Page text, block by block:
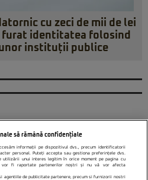
cu zeci de mii de lei
furat identitatea folosind
instituții publice
să rămână confidențiale
informații pe dispozitivul dvs., precum identificatorii
personal. Puteți accepta sau gestiona preferințele dvs.
unui interes legitim în orice moment pe pagina cu
vor fi raportate partenerilor noștri și nu vă vor afecta
agentiile de publicitate partenere, precum si furnizorii nostri